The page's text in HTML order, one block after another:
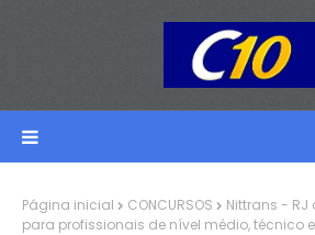
Página inicial CONCURSOS
Nittrans - RJ
para profissionais de nível médio, técnico